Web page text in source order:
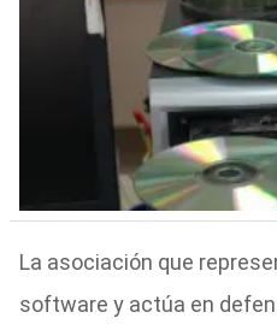
La asociación que
software y actúa en